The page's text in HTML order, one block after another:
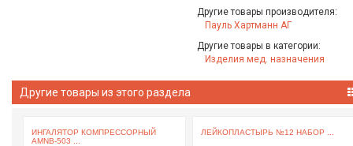
Другие товары производителя:
Пауль Хартманн АГ
Другие товары в категории:
Изделия мед. назначения
Другие товары из этого раздела
ИНГАЛЯТОР КОМПРЕССОРНЫЙ
AMNB-503 ...
ЛЕЙКОПЛАСТЫРЬ №12 НАБОР ...